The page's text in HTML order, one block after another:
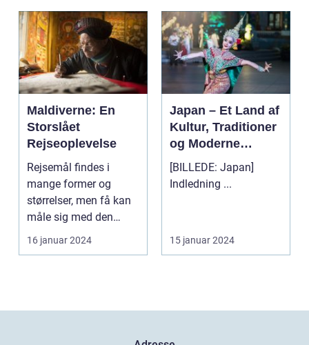
Maldiverne: En
Storslået
Rejseoplevelse
Rejsemål findes i
mange former og
størrelser, men få kan
måle sig med den
naturlige skønhed og
unikk...
16 januar 2024
Japan – Et Land af
Kultur, Traditioner
og Moderne
Vidundere
[BILLEDE: Japan]
Indledning ...
15 januar 2024